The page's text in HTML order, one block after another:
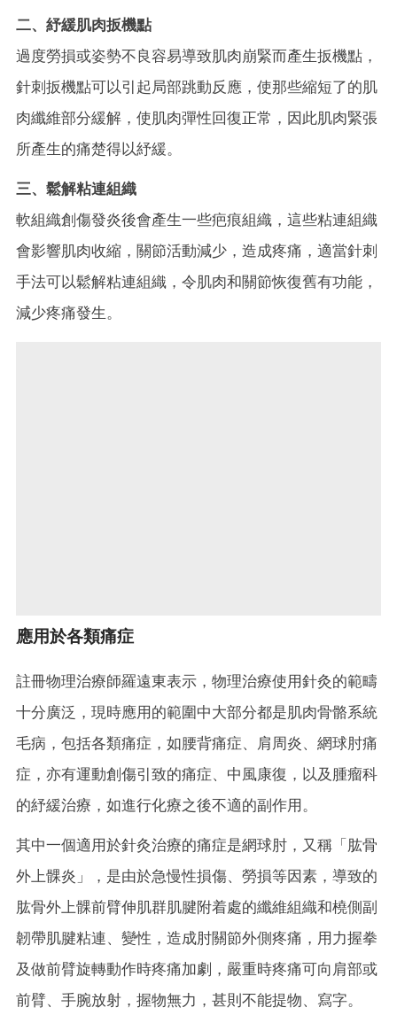
二、紓緩肌肉扳機點
過度勞損或姿勢不良容易導致肌肉崩緊而產生扳機點，
針刺扳機點可以引起局部跳動反應，使那些縮短了的肌
肉纖維部分緩解，使肌肉彈性回復正常，因此肌肉緊張
所產生的痛楚得以紓緩。
三、鬆解粘連組織
軟組織創傷發炎後會產生一些疤痕組織，這些粘連組織
會影響肌肉收縮，關節活動減少，造成疼痛，適當針刺
手法可以鬆解粘連組織，令肌肉和關節恢復舊有功能，
減少疼痛發生。
應用於各類痛症
註冊物理治療師羅遠東表示，物理治療使用針灸的範疇
十分廣泛，現時應用的範圍中大部分都是肌肉骨骼系統
毛病，包括各類痛症，如腰背痛症、肩周炎、網球肘痛
症，亦有運動創傷引致的痛症、中風康復，以及腫瘤科
的紓緩治療，如進行化療之後不適的副作用。
其中一個適用於針灸治療的痛症是網球肘，又稱「肱骨
外上髁炎」，是由於急慢性損傷、勞損等因素，導致的
肱骨外上髁前臂伸肌群肌腱附着處的纖維組織和橈側副
韌帶肌腱粘連、變性，造成肘關節外側疼痛，用力握拳
及做前臂旋轉動作時疼痛加劇，嚴重時疼痛可向肩部或
前臂、手腕放射，握物無力，甚則不能提物、寫字。